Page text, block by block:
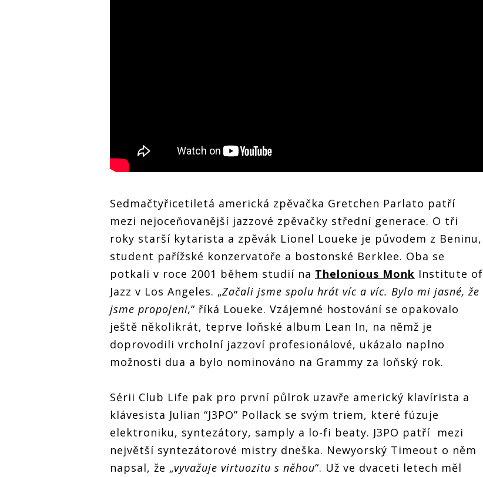
Sedmačtyřicetiletá americká zpěvačka Gretchen Parlato patří
mezi nejoceňovanější jazzové zpěvačky střední generace. O tři
roky starší kytarista a zpěvák Lionel Loueke je původem z Beninu,
student pařížské konzervatoře a bostonské Berklee. Oba se
potkali v roce 2001 během studií na Thelonious Monk Institute of
Jazz v Los Angeles. „Začali jsme spolu hrát víc a víc. Bylo mi jasné, že
jsme propojeni,“ říká Loueke. Vzájemné hostování se opakovalo
ještě několikrát, teprve loňské album Lean In, na němž je
doprovodili vrcholní jazzoví profesionálové, ukázalo naplno
možnosti dua a bylo nominováno na Grammy za loňský rok.
Sérii Club Life pak pro první půlrok uzavře americký klavírista a
klávesista Julian “J3PO” Pollack se svým triem, které fúzuje
elektroniku, syntezátory, samply a lo-fi beaty. J3PO patří mezi
největší syntezátorové mistry dneška. Newyorský Timeout o něm
napsal, že „vyvažuje virtuozitu s něhou“. Už ve dvaceti letech měl